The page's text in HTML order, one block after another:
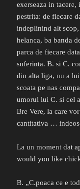
exerseaza in
pestrita: de fiecare
indeplinind alt scop,
helanca, ba banda
parca de fiecare
suferinta. B. si C.
din alta liga, nu a
scoata pe nas
umorul lui C. si cel
Bre Vere, la care
cantitativa …
La un moment dat
would you like
B. „C.poaca ce e